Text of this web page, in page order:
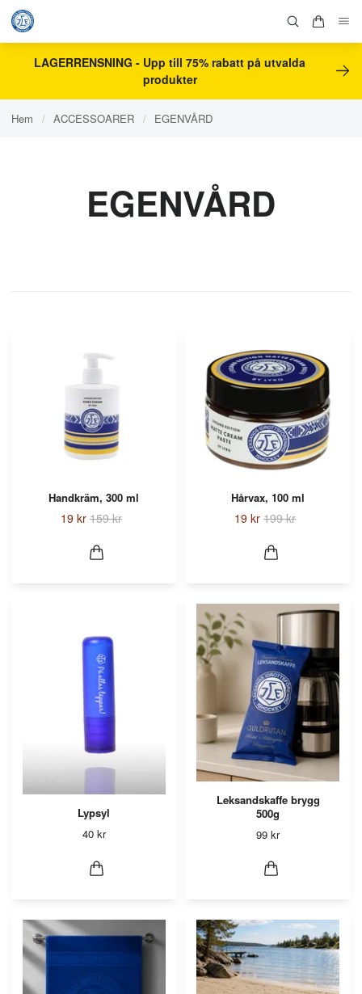
LAGERRENSNING - Upp till 75% rabatt på utvalda
produkter
Hem / ACCESSOARER / EGENVÅRD
EGENVÅRD
Handkräm, 300 ml
19 kr 159 kr
Hårvax, 100 ml
19 kr 199 kr
Lypsyl
40 kr
Leksandskaffe brygg
500g
99 kr